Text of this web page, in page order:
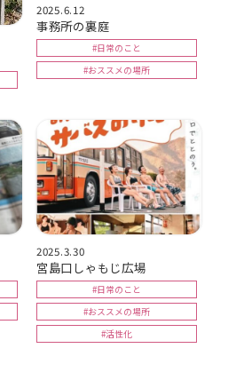
2025.6.12
事務所の裏庭
#日常のこと
#おススメの場所
2025.3.30
宮島口しゃもじ広場
#日常のこと
#おススメの場所
#活性化